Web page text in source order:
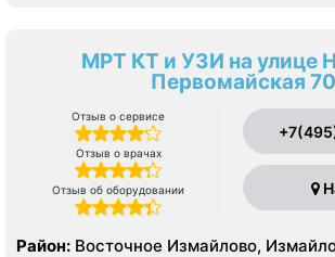
МРТ КТ и УЗИ на улице
Первомайская 70
Отзыв о сервисе
Отзыв о врачах
Отзыв об оборудовании
Район: Восточное Измайлово,